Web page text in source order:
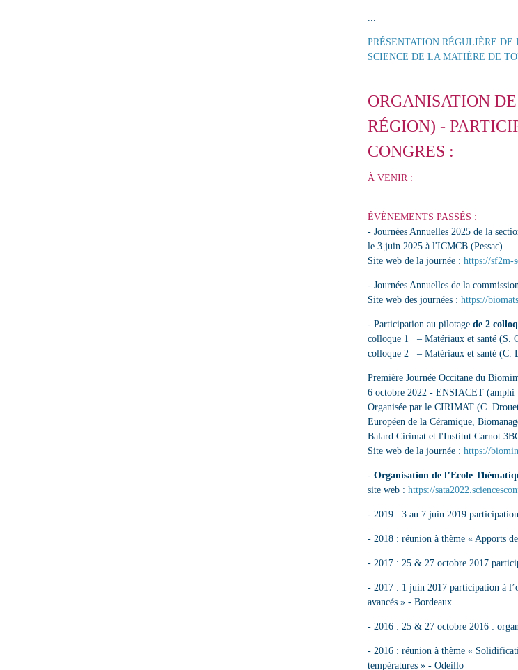
...
PRÉSENTATION RÉGULIÈRE
SCIENCE DE LA MATIÈRE DE
ORGANISATION
RÉGION) -
CONGRES :
À VENIR :
ÉVÈNEMENTS PASSÉS :
- Journées Annuelles 2025 de la
le 3 juin 2025 à l'ICMCB (Pessac).
Site web de la journée :https://sf2m-
- Journées Annuelles de la
Site web des journées :https://
- Participation au pilotagede 2
colloque 1 – Matériaux et santé (S.
colloque 2 – Matériaux et santé (C.
Première Journée Occitane du
6 octobre 2022 - ENSIACET (amphi
Organisée par le CIRIMAT (C.
Européen de la Céramique,
Balard Cirimat et l'Institut Carnot
Site web de la journée :https://
-Organisation de l’Ecole
site web :https://
- 2019 : 3 au 7 juin 2019
- 2018 : réunion à thème « Apports
- 2017 : 25 & 27 octobre 2017
- 2017 : 1 juin 2017 participation à
avancés » - Bordeaux
- 2016 : 25 & 27 octobre 2016 :
- 2016 : réunion à thème «
températures » - Odeillo